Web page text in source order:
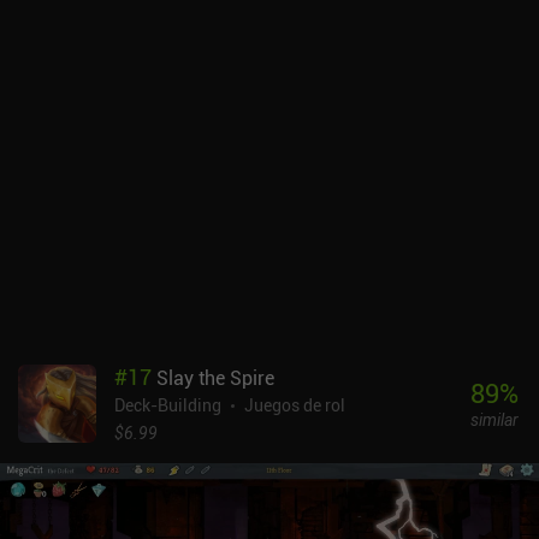
fans de las mecánicas "clásicas" de construcción de mazos, pero
su variedad de modos de juego ofrece suficiente entretenimiento a
los amantes de los juegos de puzles y los dungeon crawlers.
#17 Slay the Spire
Deck-Building
Juegos de rol
$6.99
89%
similar